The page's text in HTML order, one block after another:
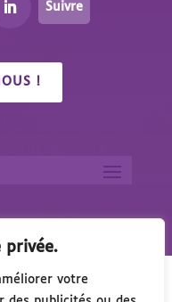
privée.
votre
Suivre
!